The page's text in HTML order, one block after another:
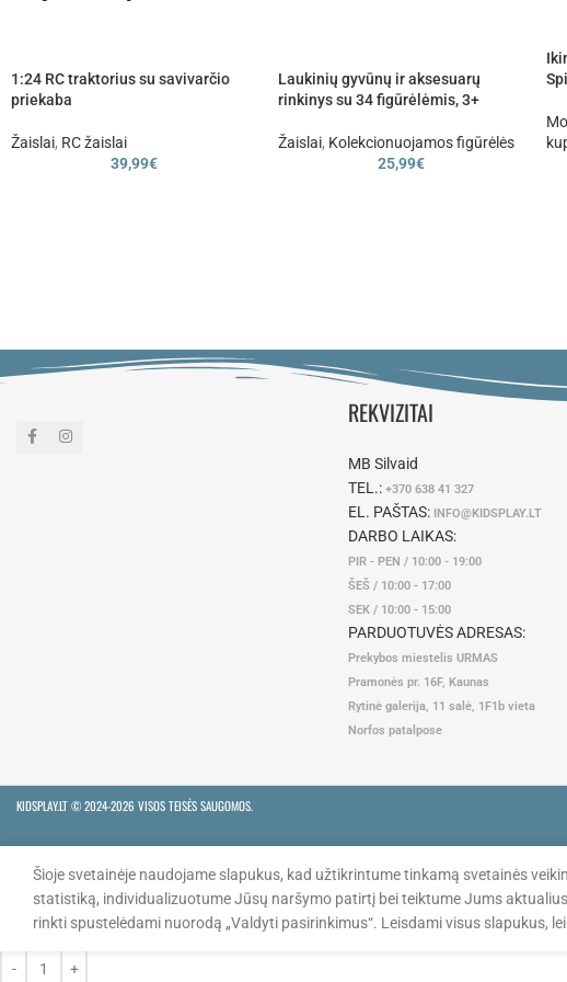
1:24 RC traktorius su savivarčio
priekaba
Žaislai, RC žaislai
39,99€
Laukinių gyvūnų ir aksesuarų
rinkinys su 34 figūrėlėmis, 3+
Žaislai, Kolekcionuojamos figūrėlės
25,99€
REKVIZITAI
MB Silvaid
TEL.: +370 638 41 327
EL. PAŠTAS: INFO@KIDSPLAY.LT
DARBO LAIKAS:
PIR - PEN / 10:00 - 19:00
ŠEŠ / 10:00 - 17:00
SEK / 10:00 - 15:00
PARDUOTUVĖS ADRESAS:
Prekybos miestelis URMAS
Pramonės pr. 16F, Kaunas
Rytinė galerija, 11 salė, 1F1b vieta
Norfos patalpose
KIDSPLAY.LT ©2024-2026 VISOS TEISĖS SAUGOMOS.
Šioje svetainėje naudojame slapukus, kad užtikrintume tinkamą svetainės
statistiką, individualizuotume Jūsų naršymo patirtį bei teiktume Jums
rinkti spustelėdami nuorodą „Valdyti pasirinkimus“. Leisdami visus slapukus,
MINIONS kuprinė darželinukui
€ 20,00€